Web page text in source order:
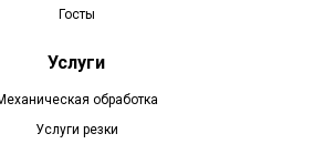
Госты
Услуги
обработка
Услуги резки